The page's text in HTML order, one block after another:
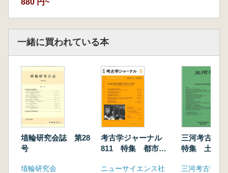
880 円~
一緒に買われている本
埴輪研究会誌 第28
号
埴輪研究会
考古学ジャーナル
811 特集 都市遺
ニューサイエンス社
三河考古
特集 土生田
三河考古刊行